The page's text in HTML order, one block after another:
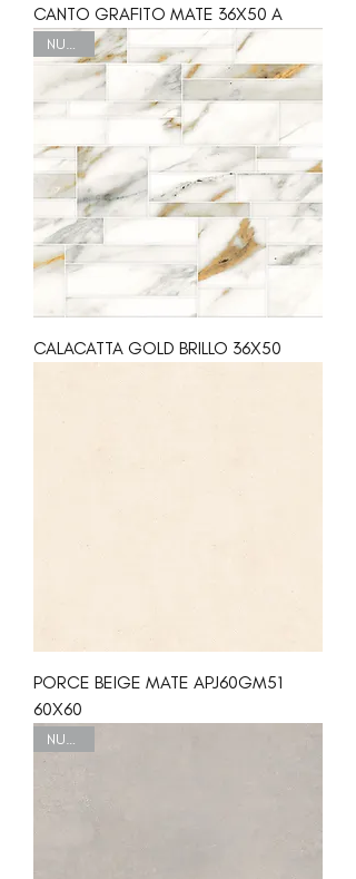
CANTO GRAFITO MATE 36X50 A
NUEVO
CALACATTA GOLD BRILLO 36X50
PORCE BEIGE MATE APJ60GM51
60X60
NUEVO